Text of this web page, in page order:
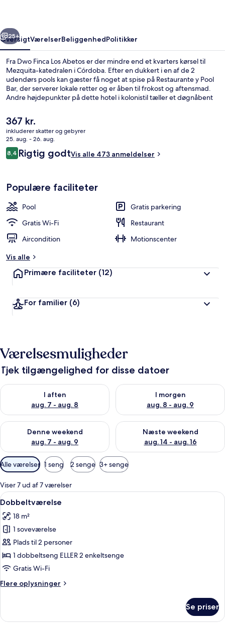
Næste
25+
OversigtVærelserBeliggenhedPolitikker
Fra Dwo Finca Los Abetos er der mindre end et kvarters kørsel til
Mezquita-katedralen i Córdoba. Efter en dukkert i en af de 2
udendørs pools kan gæster få noget at spise på Restaurante y Pool
Bar, der serverer lokale retter og er åben til frokost og aftensmad.
Andre højdepunkter på dette hotel i kolonistil tæller et døgnåbent
Den
nuværende
pris
er
367 kr.
367 kr.
inkluderer skatter og gebyrer
25. aug. - 26. aug.
Anmeldelser
8,48,4 ud af 10.
Rigtig godtVis alle 473 anmeldelser
Populære faciliteter
Pool
Gratis parkering
Gratis Wi-Fi
Restaurant
Aircondition
Motionscenter
Vis alle
Primære faciliteter (12)
For familier (6)
Værelsesmuligheder
Tjek tilgængelighed for disse datoer
I aften
aug. 7 - aug. 8
Tjek tilgængelighed for i aften aug. 7 - aug. 8
I morgen
aug. 8 - aug. 9
Tjek tilgængelighed for i
Denne weekend
aug. 7 - aug. 9
Tjek tilgængelighed for denne weekend aug. 7 - aug. 9
Næste weekend
aug. 14 - aug. 16
Tjek tilgængelighed for næste
Tilgængelige
filtre
for
værelser
Alle værelser 1 seng 2 senge 3+ senge
Viser 7 ud af 7 værelser
Indlæs
alle
billeder
af
Dobbeltværelse
Et hotelværelse med en
4
Dobbeltværelse
18 m²
1 soveværelse
Plads til 2 personer
1 dobbeltseng ELLER 2 enkeltsenge
Gratis Wi-Fi
Flere oplysninger
Flere
Se priser